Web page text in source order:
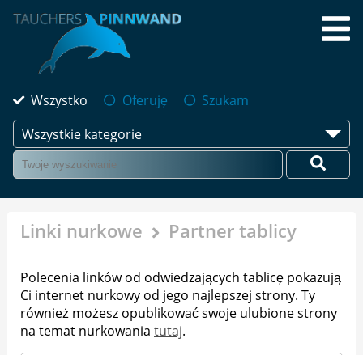
Wszystko Oferuję
Szukam
Wszystkie kategorie
Linki nurkowe Partner tablicy
Polecenia linków od odwiedzających tablicę pokazują
Ci internet nurkowy od jego najlepszej strony. Ty
również możesz opublikować swoje ulubione strony
na temat nurkowania tutaj.